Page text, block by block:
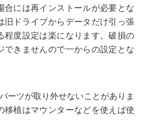
合には再インストールが必要とな
旧ドライブからデータだけ引っ張
程度設定は楽になります。破損の
できませんので一からの設定とな
ーツが取り外せないことがありま
植はマウンターなどを使えば使